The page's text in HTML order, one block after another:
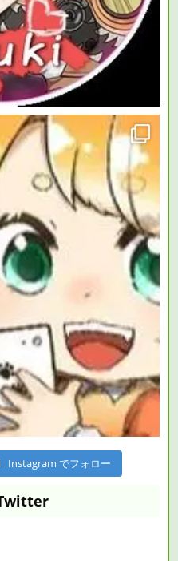
Instagram でフォロー